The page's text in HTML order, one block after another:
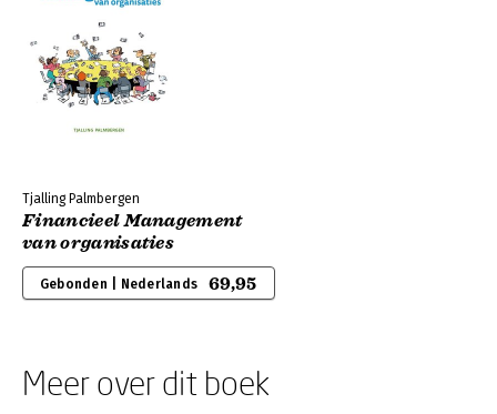
Tjalling Palmbergen
Financieel Management
van organisaties
Gebonden | Nederlands 69,95
Meer over dit boek